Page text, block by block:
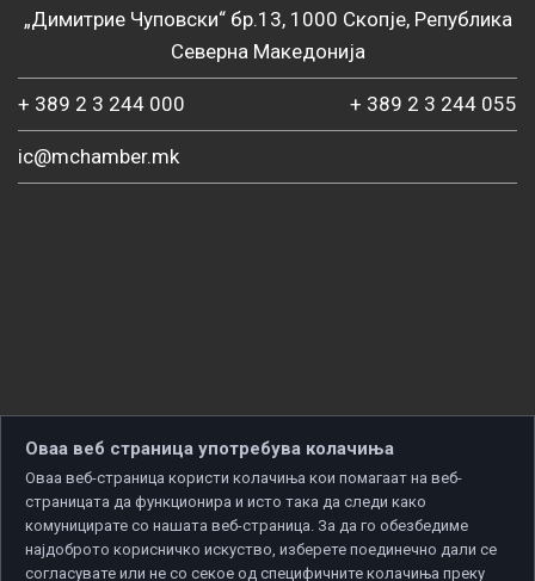
„Димитрие Чуповски“ бр.13, 1000 Скопје, Република
Северна Македонија
+ 389 2 3 244 000 + 389 2 3 244 055
ic@mchamber.mk
Оваа веб страница употребува колачиња
Оваа веб-страница користи колачиња кои помагаат на веб-
страницата да функционира и исто така да следи како
комуницирате со нашата веб-страница. За да го обезбедиме
најдоброто корисничко искуство, изберете поединечно дали се
согласувате или не со секое од специфичните колачиња преку